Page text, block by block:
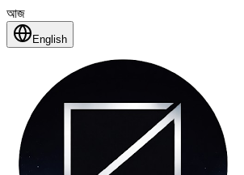
আজ
English